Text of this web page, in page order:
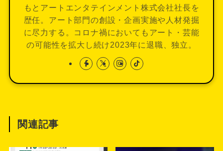
もとアートエンタテインメント株式会社社長を
歴任。アート部門の創設・企画実施や人材発掘
に尽力する。コロナ禍においてもアート・芸能
の可能性を拡大し続け2023年に退職、独立。
関連記事